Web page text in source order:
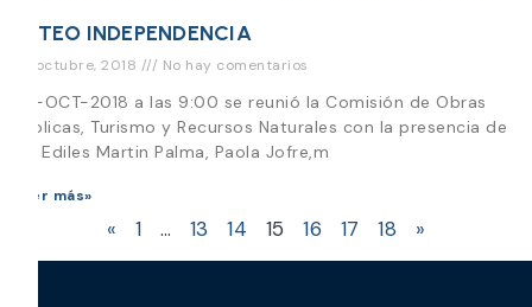
LOTEO INDEPENDENCIA
24 octubre, 2018 No hay comentarios
24-OCT-2018 a las 9:00 se reunió la Comisión de Obras
Publicas, Turismo y Recursos Naturales con la presencia de
los Ediles Martin Palma, Paola Jofre,m
Leer más»
« 1 … 13 14 15 16 17 18 »